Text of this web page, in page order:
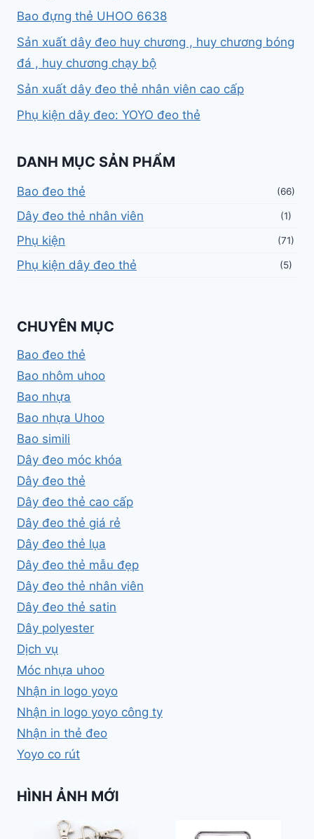
Bao đựng thẻ UHOO 6638
Sản xuất dây đeo huy chương , huy chương bóng
đá , huy chương chạy bộ
Sản xuất dây đeo thẻ nhân viên cao cấp
Phụ kiện dây đeo: YOYO đeo thẻ
DANH MỤC SẢN PHẨM
Bao đeo thẻ (66)
Dây đeo thẻ nhân viên (1)
Phụ kiện (71)
Phụ kiện dây đeo thẻ (5)
CHUYÊN MỤC
Bao đeo thẻ
Bao nhôm uhoo
Bao nhựa
Bao nhựa Uhoo
Bao simili
Dây đeo móc khóa
Dây đeo thẻ
Dây đeo thẻ cao cấp
Dây đeo thẻ giá rẻ
Dây đeo thẻ lụa
Dây đeo thẻ mẫu đẹp
Dây đeo thẻ nhân viên
Dây đeo thẻ satin
Dây polyester
Dịch vụ
Móc nhựa uhoo
Nhận in logo yoyo
Nhận in logo yoyo công ty
Nhận in thẻ đeo
Yoyo co rút
HÌNH ẢNH MỚI